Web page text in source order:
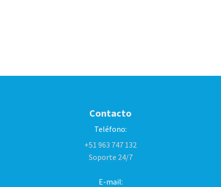
Contacto
Teléfono:
+51 963 747 132
Soporte 24/7
E-mail: